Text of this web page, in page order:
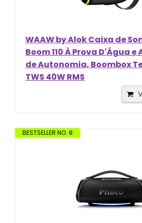
WAAW by Alok Caixa de
Boom 110 À Prova D'Água e
de Autonomia, Boombox
TWS 40W RMS
BESTSELLER NO. 8